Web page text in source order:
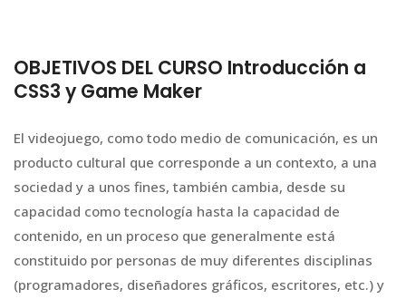
OBJETIVOS DEL CURSO Introducción a
CSS3 y Game Maker
El videojuego, como todo medio de comunicación, es un
producto cultural que corresponde a un contexto, a una
sociedad y a unos fines, también cambia, desde su
capacidad como tecnología hasta la capacidad de
contenido, en un proceso que generalmente está
constituido por personas de muy diferentes disciplinas
(programadores, diseñadores gráficos, escritores, etc.) y